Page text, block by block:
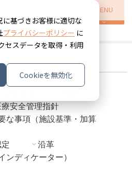
基づきお客様に適切な
プライバシーポリシー に
セスデータを取得・利用
Cookieを無効化
MENU
療安全管理指針
な事項（施設基準・加算
沿革
ンディケーター）